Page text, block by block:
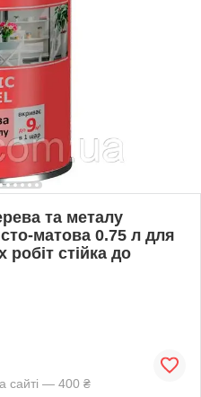
та металу
матова 0.75 л для
робіт стійка до
сайті — 400 ₴